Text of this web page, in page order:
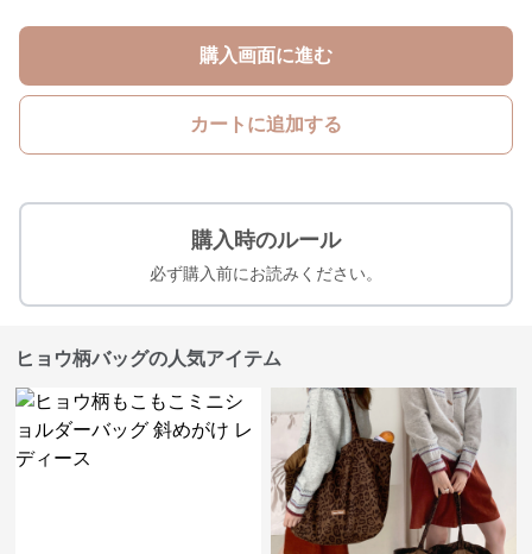
購入画面に進む
カートに追加する
購入時のルール
必ず購入前にお読みください。
ヒョウ柄バッグの人気アイテム